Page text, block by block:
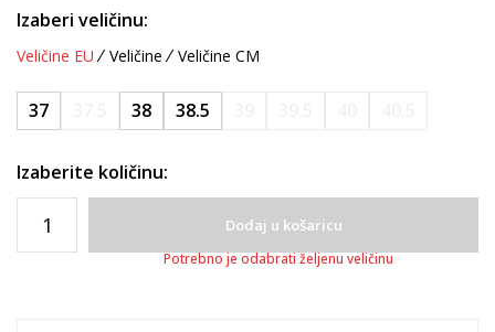
Izaberi veličinu:
Veličine EU Veličine Veličine CM
37 38 38.5
Izaberite količinu:
Dodaj u košaricu
Potrebno je odabrati željenu veličinu